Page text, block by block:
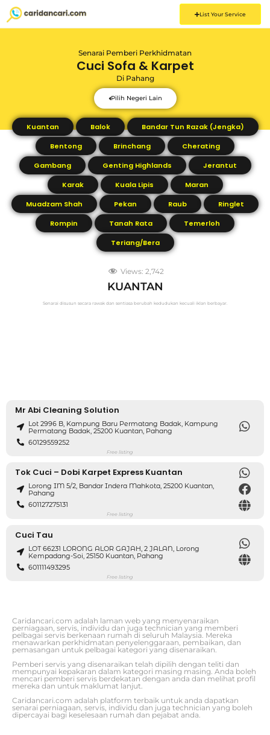
List Your Service
Senarai Pemberi Perkhidmatan
Cuci Sofa & Karpet
Di Pahang
Pilih Negeri Lain
Kuantan Balok
Bandar Tun Razak (Jengka)
Bentong
Brinchang
Cherating
Gambang
Genting Highlands
Jerantut
Karak
Kuala Lipis
Maran
Muadzam Shah
Pekan Raub
Ringlet
Rompin
Tanah Rata
Temerloh
Teriang/Bera
Views: 2,742
KUANTAN
Senarai disusun secara rawak dan sentiasa berubah kedudukan kecuali iklan berbayar.
Mr Abi Cleaning Solution
Lot 2996 B, Kampung Baru Permatang Badak, Kampung
Permatang Badak, 25200 Kuantan, Pahang
60129559252
Free listing
Tok Cuci – Dobi Karpet Express Kuantan
Lorong IM 5/2, Bandar Indera Mahkota, 25200 Kuantan,
Pahang
601127275131
Free listing
Cuci Tau
LOT 66231 LORONG ALOR GAJAH, 2 JALAN, Lorong
Kempadang-Soi, 25150 Kuantan, Pahang
601111493295
Free listing
Caridancari.com adalah laman web yang menyenaraikan
perniagaan, servis, individu dan juga technician yang memberi
pelbagai servis berkenaan rumah di seluruh Malaysia. Mereka
menawarkan perkhidmatan penyelenggaraan, pembaikan, dan
pemasangan untuk pelbagai kategori yang disenaraikan.
Pemberi servis yang disenaraikan telah dipilih dengan teliti dan
mempunyai kepakaran dalam kategori masing masing. Anda boleh
mencari pemberi servis berdekatan dengan anda dan melihat profil
mereka dan untuk maklumat lanjut.
Caridancari.com adalah platform terbaik untuk anda dapatkan
senarai perniagaan, servis, individu dan juga technician yang boleh
dipercayai bagi keselesaan rumah dan pejabat anda.